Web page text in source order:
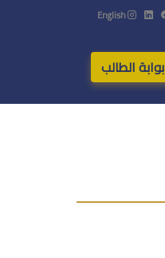
English
بوابة الطالب